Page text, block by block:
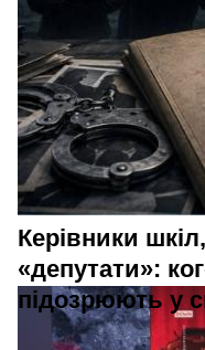
Керівники
«депутати»:
підозрюють у